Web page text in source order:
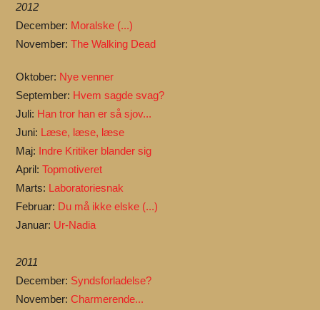
2012
December: Moralske (...)
November:The Walking Dead
Oktober: Nye venner
September: Hvem sagde svag?
Juli: Han tror han er så sjov...
Juni: Læse, læse, læse
Maj: Indre Kritiker blander sig
April:Topmotiveret
Marts: Laboratoriesnak
Februar: Du må ikke elske (...)
Januar: Ur-Nadia
2011
December: Syndsforladelse?
November:Charmerende...